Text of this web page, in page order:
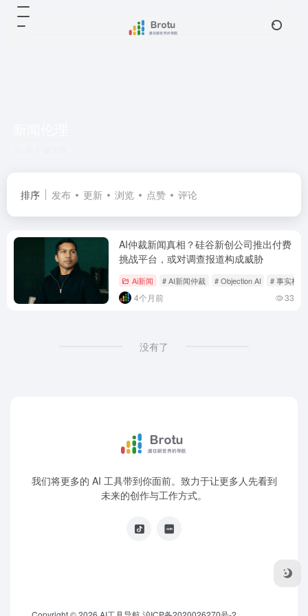
排序 发布 更新 浏览 点赞 评论
AI仲裁新闻真相？硅谷新创公司推出付费
挑战平台，或对调查报道构成威胁
Ai新闻 # AI新闻仲裁 # Objection AI # 事实核
4个月前 33
没有了
我们将更多的 AI 工具带到你面前。致力于让更多人先看到
未来的创作与工作方式。